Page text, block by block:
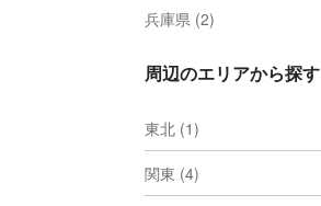
兵庫県 (2)
周辺のエリアから探す
東北 (1)
関東 (4)